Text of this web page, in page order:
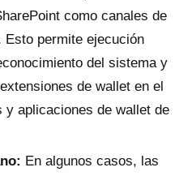
como canales de
permite ejecución
del sistema y
de wallet en el
y aplicaciones de wallet de
En algunos casos, las